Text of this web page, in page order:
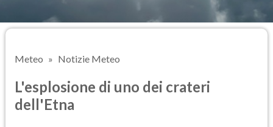
Meteo Notizie Meteo
L'esplosione di uno dei crateri
dell'Etna